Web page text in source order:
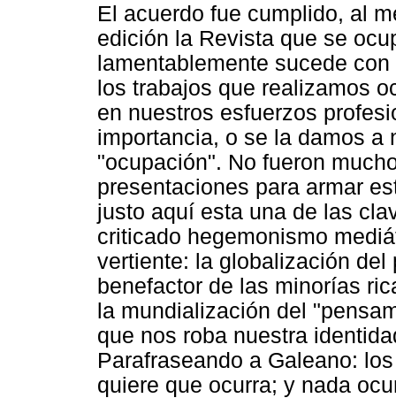
El acuerdo fue cumplido, al
edición la Revista que se
lamentablemente sucede
los trabajos que realizamos
en nuestros esfuerzos
importancia, o se la damos a
"ocupación". No fueron
presentaciones para armar
justo aquí esta una de las
criticado hegemonismo
vertiente: la globalización
benefactor de las minorías
la mundialización del
que nos roba nuestra
Parafraseando a Galeano:
quiere que ocurra; y nada